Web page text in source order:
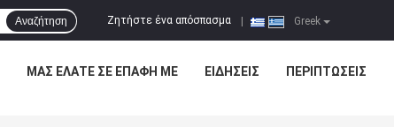
Greek
Ζητήστε ένα απόσπασμα
Αναζήτηση
ΜΑΣ ΕΛΆΤΕ ΣΕ ΕΠΑΦΉ ΜΕ ΕΙΔΉΣΕΙΣ ΠΕΡΙΠΤΏΣΕΙΣ